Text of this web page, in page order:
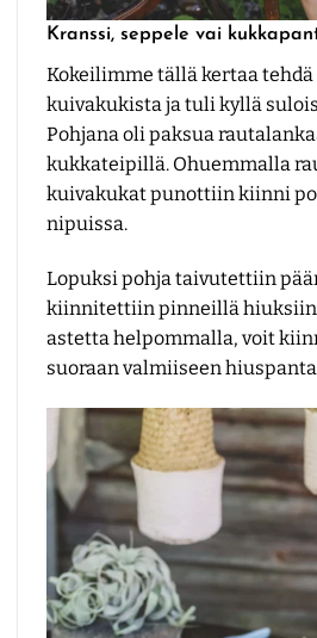
Kranssi, seppele vai
Kokeilimme tällä kertaa
kuivakukista ja tuli kyllä
Pohjana oli paksua
kukkateipillä. Ohuemmalla
kuivakukat punottiin kiinni
nipuissa.
Lopuksi pohja taivutettiin
kiinnitettiin pinneillä hiuksiin.
astetta helpommalla, voit
suoraan valmiiseen